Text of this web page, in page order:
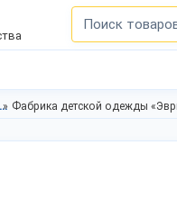
Детские спортивные костюмы в г.Магнитогорск Фабрика детской одежды